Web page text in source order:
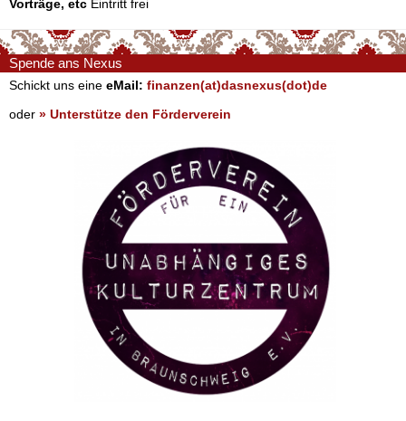
Vorträge, etc Eintritt frei
Spende ans Nexus
Schickt uns eine eMail: finanzen(at)dasnexus(dot)de
oder » Unterstütze den Förderverein